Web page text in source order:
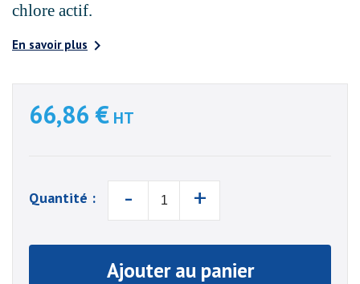
chlore actif.
En savoir plus 
66,86 € HT
Quantité : - +
Ajouter au panier